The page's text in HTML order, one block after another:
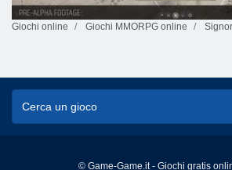
Giochi online Giochi MMORPG online
© Game-Game.it - Giochi gratis